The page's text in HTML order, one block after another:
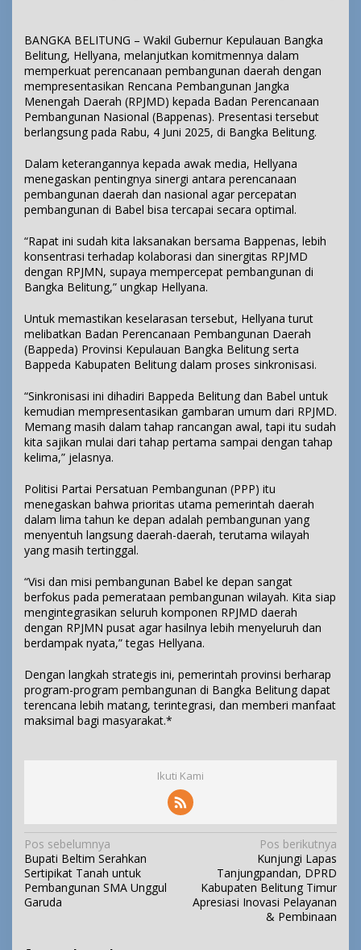
BANGKA BELITUNG – Wakil Gubernur Kepulauan Bangka
Belitung, Hellyana, melanjutkan komitmennya dalam
memperkuat perencanaan pembangunan daerah dengan
mempresentasikan Rencana Pembangunan Jangka
Menengah Daerah (RPJMD) kepada Badan Perencanaan
Pembangunan Nasional (Bappenas). Presentasi tersebut
berlangsung pada Rabu, 4 Juni 2025, di Bangka Belitung.
Dalam keterangannya kepada awak media, Hellyana
menegaskan pentingnya sinergi antara perencanaan
pembangunan daerah dan nasional agar percepatan
pembangunan di Babel bisa tercapai secara optimal.
“Rapat ini sudah kita laksanakan bersama Bappenas, lebih
konsentrasi terhadap kolaborasi dan sinergitas RPJMD
dengan RPJMN, supaya mempercepat pembangunan di
Bangka Belitung,” ungkap Hellyana.
Untuk memastikan keselarasan tersebut, Hellyana turut
melibatkan Badan Perencanaan Pembangunan Daerah
(Bappeda) Provinsi Kepulauan Bangka Belitung serta
Bappeda Kabupaten Belitung dalam proses sinkronisasi.
“Sinkronisasi ini dihadiri Bappeda Belitung dan Babel untuk
kemudian mempresentasikan gambaran umum dari RPJMD.
Memang masih dalam tahap rancangan awal, tapi itu sudah
kita sajikan mulai dari tahap pertama sampai dengan tahap
kelima,” jelasnya.
Politisi Partai Persatuan Pembangunan (PPP) itu
menegaskan bahwa prioritas utama pemerintah daerah
dalam lima tahun ke depan adalah pembangunan yang
menyentuh langsung daerah-daerah, terutama wilayah
yang masih tertinggal.
“Visi dan misi pembangunan Babel ke depan sangat
berfokus pada pemerataan pembangunan wilayah. Kita siap
mengintegrasikan seluruh komponen RPJMD daerah
dengan RPJMN pusat agar hasilnya lebih menyeluruh dan
berdampak nyata,” tegas Hellyana.
Dengan langkah strategis ini, pemerintah provinsi berharap
program-program pembangunan di Bangka Belitung dapat
terencana lebih matang, terintegrasi, dan memberi manfaat
maksimal bagi masyarakat.*
Ikuti Kami
N
a
v
i
Pos sebelumnya
Bupati Beltim Serahkan
Sertipikat Tanah untuk
Pembangunan SMA Unggul
Garuda
Pos berikutnya
Kunjungi Lapas
Tanjungpandan, DPRD
Kabupaten Belitung Timur
Apresiasi Inovasi Pelayanan
& Pembinaan